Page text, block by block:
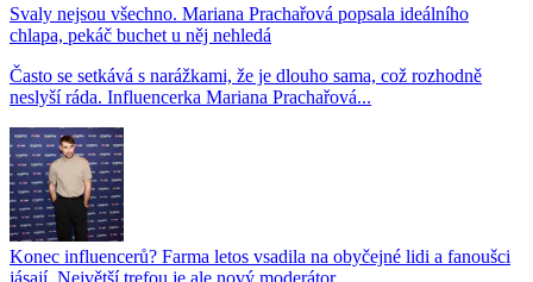
Svaly nejsou všechno. Mariana Prachařová popsala ideálního
chlapa, pekáč buchet u něj nehledá
Často se setkává s narážkami, že je dlouho sama, což rozhodně
neslyší ráda. Influencerka Mariana Prachařová...
Konec influencerů? Farma letos vsadila na obyčejné lidi a fanoušci